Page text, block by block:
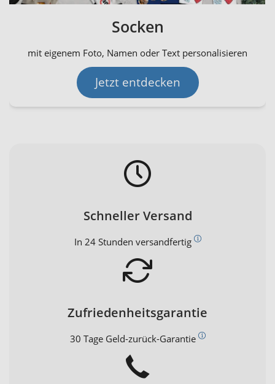
Socken
mit eigenem Foto, Namen oder Text personalisieren
Jetzt entdecken
Schneller Versand
In 24 Stunden versandfertig
Zufriedenheitsgarantie
30 Tage Geld-zurück-Garantie